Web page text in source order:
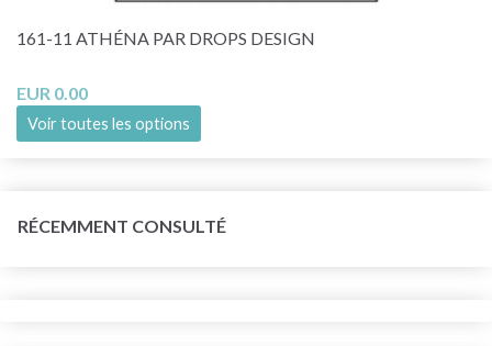
161-11 ATHÉNA PAR DROPS DESIGN
EUR 0.00
Voir toutes les options
RÉCEMMENT CONSULTÉ